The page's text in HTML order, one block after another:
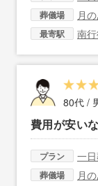
葬儀場 月
最寄駅 南
80代 /
費用が安い
プラン 一
葬儀場 月